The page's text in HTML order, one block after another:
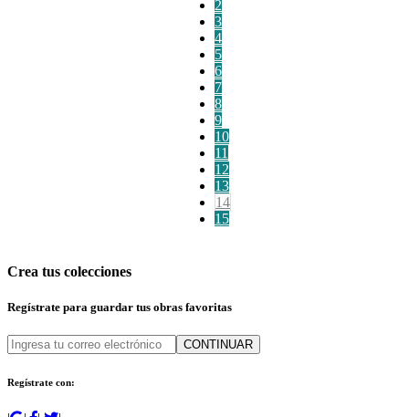
2
3
4
5
6
7
8
9
10
11
12
13
14
15
Crea tus colecciones
Regístrate para guardar tus obras favoritas
CONTINUAR
Regístrate con: